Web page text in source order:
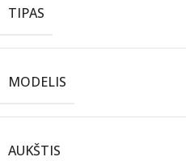
TIPAS
MODELIS
AUKŠTIS